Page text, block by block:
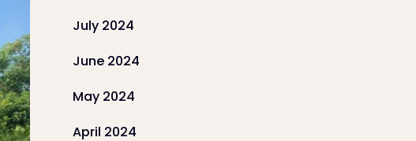
July 2024
June 2024
May 2024
April 2024